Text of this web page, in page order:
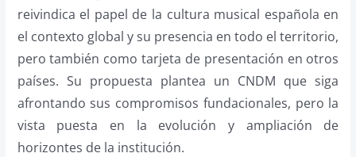
reivindica el papel de la cultura musical española en
el contexto global y su presencia en todo el territorio,
pero también como tarjeta de presentación en otros
países. Su propuesta plantea un CNDM que siga
afrontando sus compromisos fundacionales, pero la
vista puesta en la evolución y ampliación de
horizontes de la institución.